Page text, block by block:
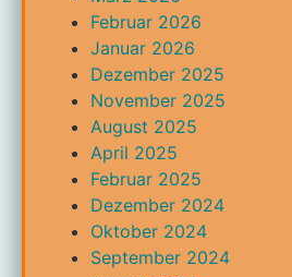
Februar 2026
Januar 2026
Dezember 2025
November 2025
August 2025
April 2025
Februar 2025
Dezember 2024
Oktober 2024
September 2024